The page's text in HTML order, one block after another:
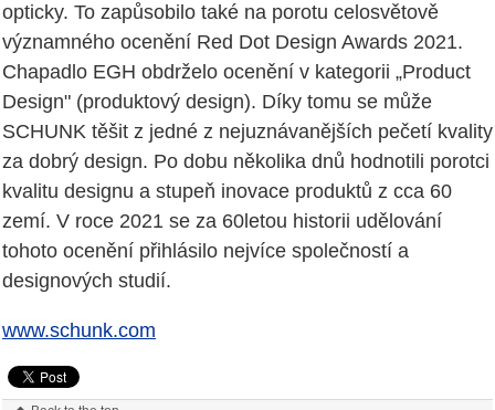
opticky. To zapůsobilo také na porotu celosvětově
významného ocenění Red Dot Design Awards 2021.
Chapadlo EGH obdrželo ocenění v kategorii „Product
Design" (produktový design). Díky tomu se může
SCHUNK těšit z jedné z nejuznávanějších pečetí kvality
za dobrý design. Po dobu několika dnů hodnotili porotci
kvalitu designu a stupeň inovace produktů z cca 60
zemí. V roce 2021 se za 60letou historii udělování
tohoto ocenění přihlásilo nejvíce společností a
designových studií.
www.schunk.com